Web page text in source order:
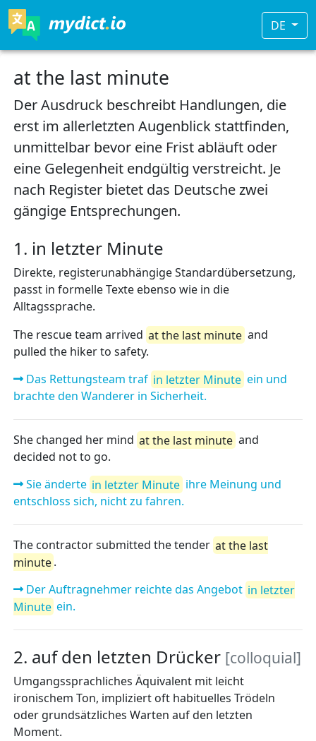
DE
at the last minute
Der Ausdruck beschreibt Handlungen, die
erst im allerletzten Augenblick stattfinden,
unmittelbar bevor eine Frist abläuft oder
eine Gelegenheit endgültig verstreicht. Je
nach Register bietet das Deutsche zwei
gängige Entsprechungen.
1. in letzter Minute
Direkte, registerunabhängige Standardübersetzung,
passt in formelle Texte ebenso wie in die
Alltagssprache.
The rescue team arrived at the last minute and
pulled the hiker to safety.
Das Rettungsteam traf in letzter Minute ein und
brachte den Wanderer in Sicherheit.
She changed her mind at the last minute and
decided not to go.
Sie änderte in letzter Minute ihre Meinung und
entschloss sich, nicht zu fahren.
The contractor submitted the tender at the last
minute.
Der Auftragnehmer reichte das Angebot in letzter
Minute ein.
2. auf den letzten Drücker [colloquial]
Umgangssprachliches Äquivalent mit leicht
ironischem Ton, impliziert oft habituelles Trödeln
oder grundsätzliches Warten auf den letzten
Moment.